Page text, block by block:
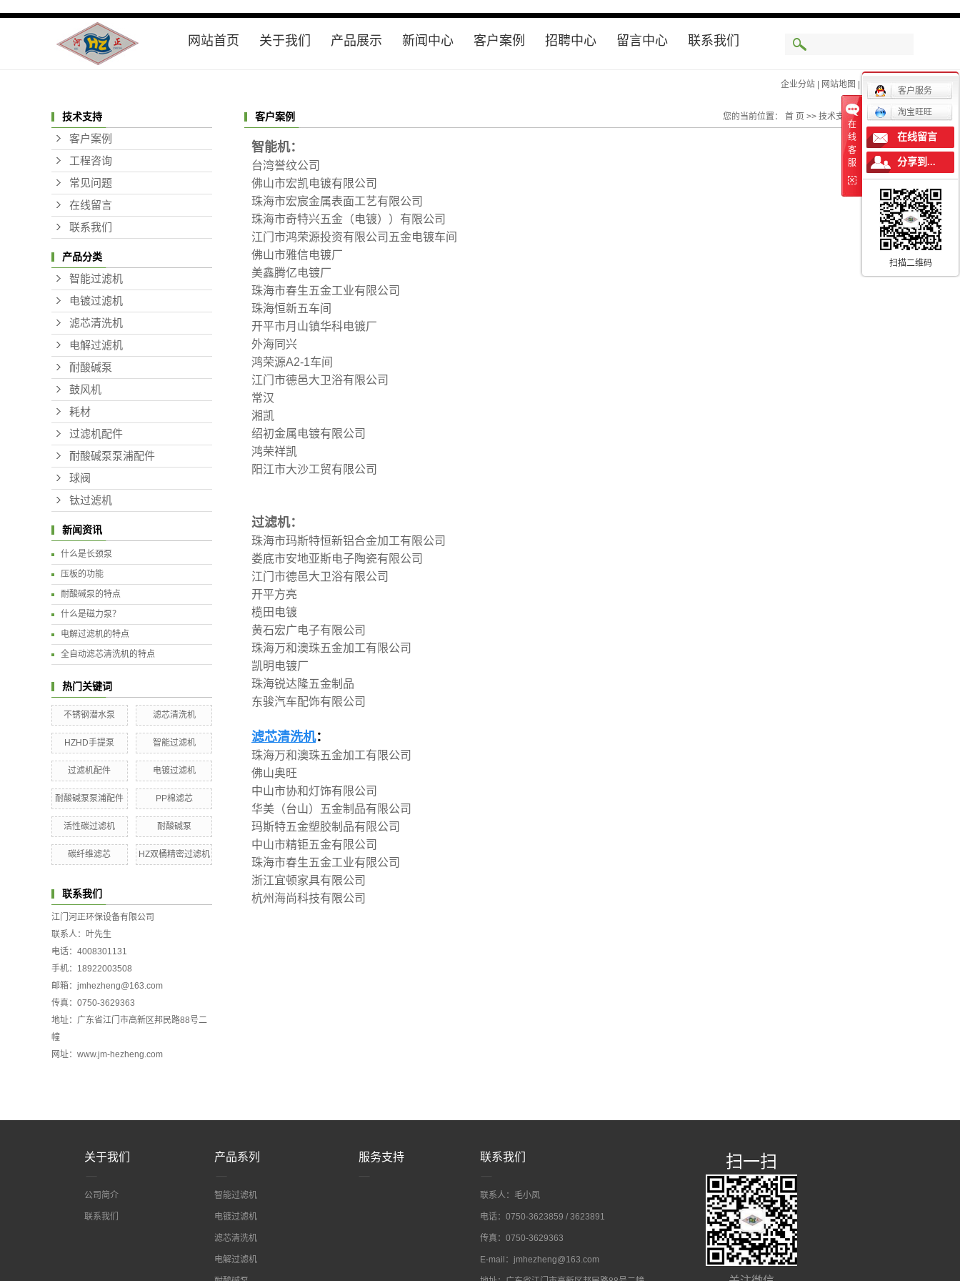
网站首页 关于我们
联系我们
产品展示
耐酸碱泵
鼓风机
耗材
过滤机配件
耐酸碱泵泵
浦配件
球阀
钛过滤机
新闻中心 客户案例 招聘中心 留言中心 联系我们
企业分站 |网站地图 RSS | XML |
企业分站 网站地图 RSS| XML|
技术支持
客户案例
工程咨询
常见问题
在线留言
联系我们
产品分类
智能过滤机
电镀过滤机
滤芯清洗机
电解过滤机
耐酸碱泵
鼓风机
耗材
过滤机配件
耐酸碱泵泵浦配件
球阀
钛过滤机
新闻资讯
什么是长颈泵
压板的功能
耐酸碱泵的特点
什么是磁力泵？
电解过滤机的特点
全自动滤芯清洗机的特点
热门关键词
不锈钢潜水泵 滤芯清洗机
HZHD手提泵 智能过滤机
过滤机配件 电镀过滤机
耐酸碱泵泵浦配件 PP棉滤芯
活性碳过滤机 耐酸碱泵
碳纤维滤芯 HZ双桶精密过滤机
联系我们
江门河正环保设备有限公司
联系人：叶先生
电话：4008301131
手机：18922003508
邮箱：jmhezheng@163.com
传真：0750-3629363
地址：广东省江门市高新区邦民路88号二
幢
网址：www.jm-hezheng.com
客户案例 您的当前位置： 首 页 >> 技术支持>> 客户案例
智能机：
台湾誉纹公司
佛山市宏凯电镀有限公司
珠海市宏宸金属表面工艺有限公司
珠海市奇特兴五金（电镀））有限公司
江门市鸿荣源投资有限公司五金电镀车间
佛山市雅信电镀厂
美鑫腾亿电镀厂
珠海市春生五金工业有限公司
珠海恒新五车间
开平市月山镇华科电镀厂
外海同兴
鸿荣源A2-1车间
江门市德邑大卫浴有限公司
常汉
湘凯
绍初金属电镀有限公司
鸿荣祥凯
阳江市大沙工贸有限公司
过滤机：
珠海市玛斯特恒新铝合金加工有限公司
娄底市安地亚斯电子陶瓷有限公司
江门市德邑大卫浴有限公司
开平方亮
榄田电镀
黄石宏广电子有限公司
珠海万和澳珠五金加工有限公司
凯明电镀厂
珠海锐达隆五金制品
东骏汽车配饰有限公司
滤芯清洗机：
珠海万和澳珠五金加工有限公司
佛山奥旺
中山市协和灯饰有限公司
华美（台山）五金制品有限公司
玛斯特五金塑胶制品有限公司
中山市精钜五金有限公司
珠海市春生五金工业有限公司
浙江宜顿家具有限公司
杭州海尚科技有限公司
关于我们
公司简介
联系我们
产品系列
智能过滤机
电镀过滤机
滤芯清洗机
电解过滤机
服务支持 联系我们
联系人：毛小凤
电话：0750-3623859 / 3623891
传真：0750-3629363
E-mail：jmhezheng@163.com
扫一扫
在
线
客
服
客户服务
淘宝旺旺
在线留言
分享到...
扫描二维码